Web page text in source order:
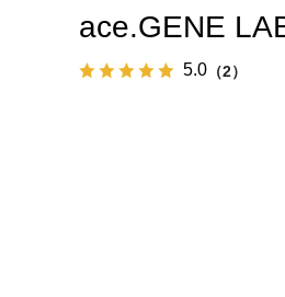
ace.GENE
5.0 （2）